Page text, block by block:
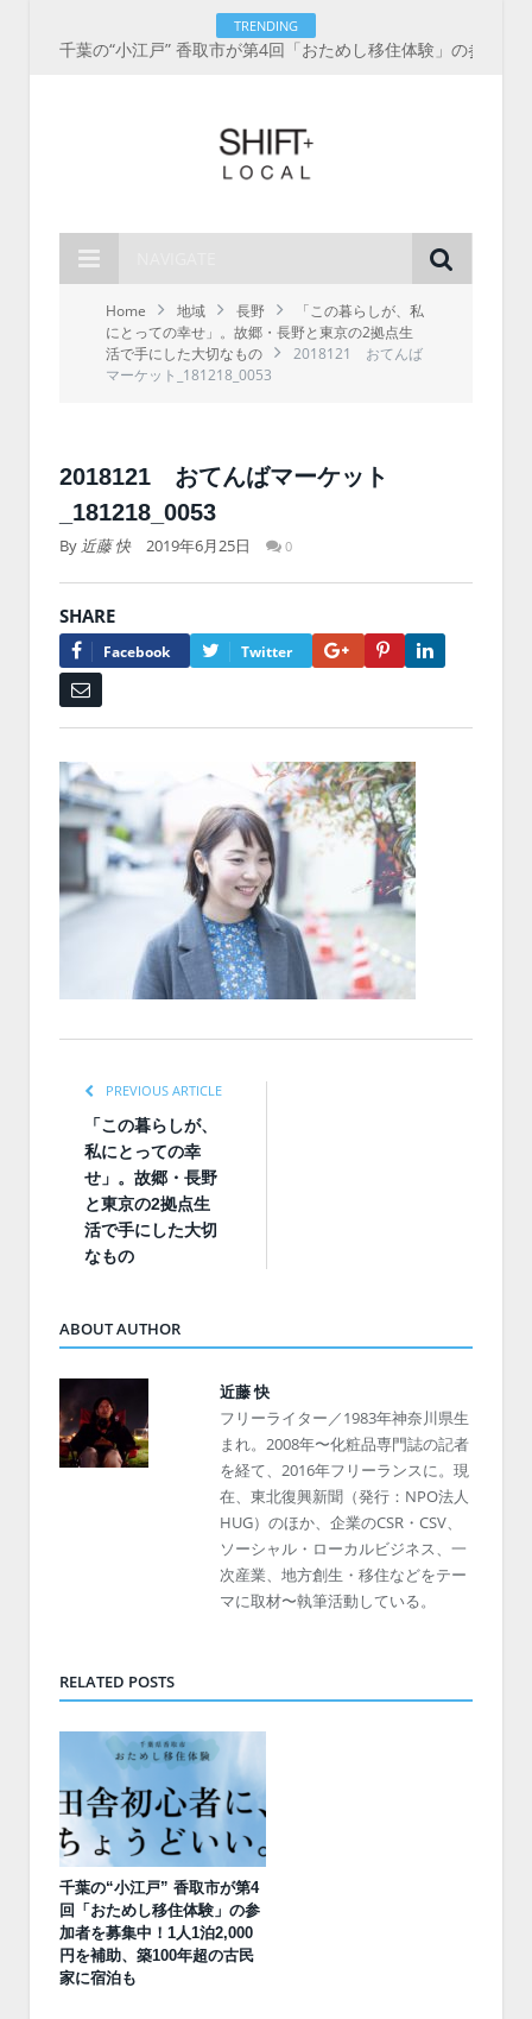
TRENDING
Home 地域 長野
「この暮らしが、私
にとっての幸せ」。故郷・長野と東京の2拠点生
活で手にした大切なもの
2018121 おてんば
マーケット_181218_0053
2018121 おてんばマーケット
_181218_0053
By 近藤 快 2019年6月25日 0
SHARE
Facebook Twitter Google+Pinterest
PREVIOUS ARTICLE
「この暮らしが、
私にとっての幸
せ」。故郷・長野
と東京の2拠点生
活で手にした大切
なもの
ABOUT AUTHOR
近藤 快
フリーライター／1983年神奈川県生
まれ。2008年〜化粧品専門誌の記者
を経て、2016年フリーランスに。現
在、東北復興新聞（発行：NPO法人
HUG）のほか、企業のCSR・CSV、
ソーシャル・ローカルビジネス、一
次産業、地方創生・移住などをテー
マに取材〜執筆活動している。
RELATED POSTS
千葉の“小江戸” 香取市が第4
回「おためし移住体験」の参
加者を募集中！1人1泊2,000
円を補助、築100年超の古民
家に宿泊も